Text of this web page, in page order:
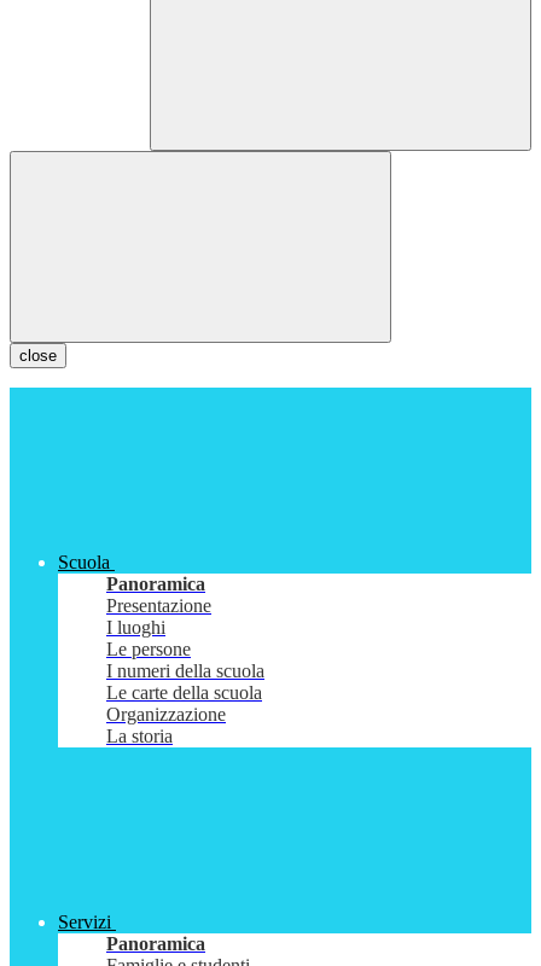
close
Scuola
Panoramica
Presentazione
I luoghi
Le persone
I numeri della scuola
Le carte della scuola
Organizzazione
La storia
Servizi
Panoramica